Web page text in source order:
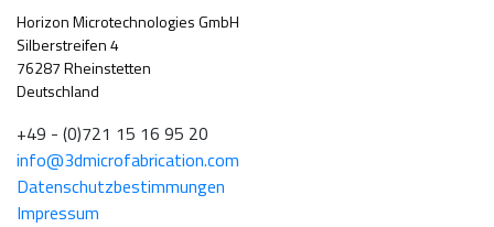
Horizon Microtechnologies GmbH
Silberstreifen 4
76287 Rheinstetten
Deutschland
+49 - (0)721 15 16 95 20
info@3dmicrofabrication.com
Datenschutzbestimmungen
Impressum